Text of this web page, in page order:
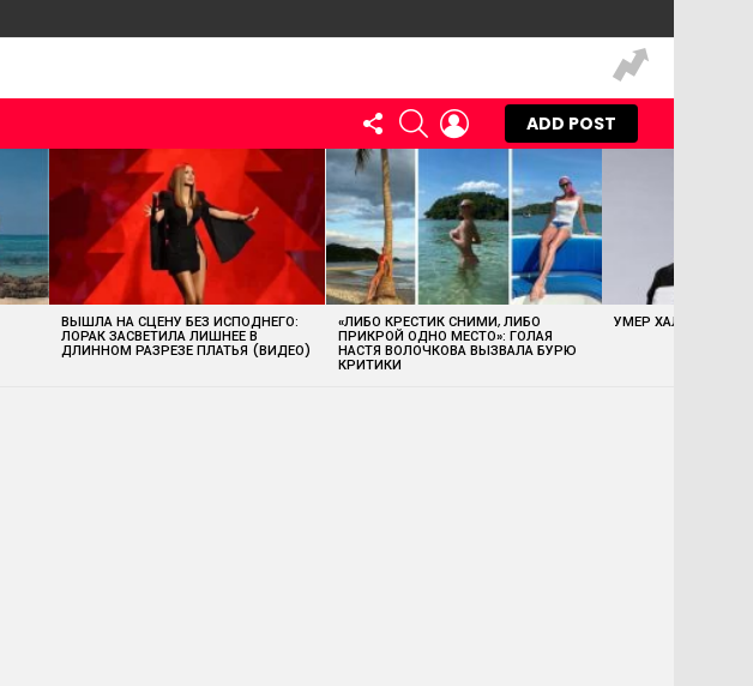
FOLLOW
US
SEARCHLOGIN
ADD POST
ВЫШЛА НА СЦЕНУ БЕЗ ИСПОДНЕГО:
ЛОРАК ЗАСВЕТИЛА ЛИШНЕЕ В
ДЛИННОМ РАЗРЕЗЕ ПЛАТЬЯ (ВИДЕО)
«ЛИБО КРЕСТИК СНИМИ, ЛИБО
ПРИКРОЙ ОДНО МЕСТО»: ГОЛАЯ
НАСТЯ ВОЛОЧКОВА ВЫЗВАЛА БУРЮ
КРИТИКИ
УМЕР ХАЛК ХОГАН